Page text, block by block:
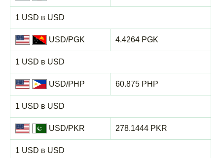
1 USD в USD
USD/PGK
1 USD в USD
4.4264 PGK
USD/PHP
1 USD в USD
60.875 PHP
USD/PKR
1 USD в USD
278.1444 PKR